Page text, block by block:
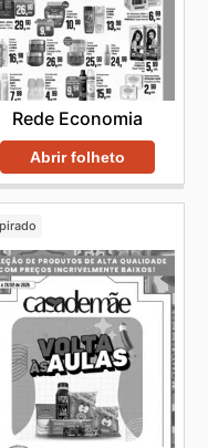
Rede Economia
Abrir folheto